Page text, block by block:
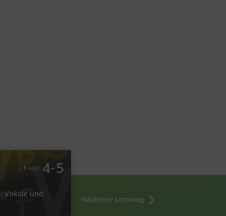
Nächster Lernweg
Klasse 4‐5
Vokale und #äu eu
#Umlaute
dehnen